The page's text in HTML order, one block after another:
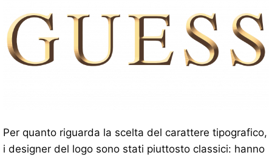
Per quanto riguarda la scelta del carattere tipografico,
i designer del logo sono stati piuttosto classici: hanno